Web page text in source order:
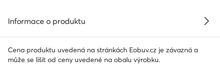
Informace o produktu
Cena produktu uvedená na stránkách Eobuv.cz je závazná a
může se lišit od ceny uvedené na obalu výrobku.